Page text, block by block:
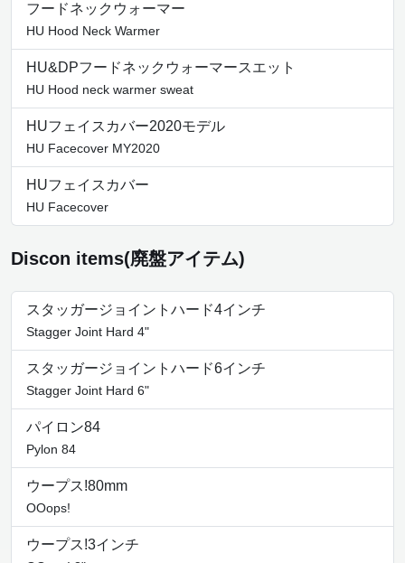
フードネックウォーマー
HU Hood Neck Warmer
HU&DPフードネックウォーマースエット
HU Hood neck warmer sweat
HUフェイスカバー2020モデル
HU Facecover MY2020
HUフェイスカバー
HU Facecover
Discon items(廃盤アイテム)
スタッガージョイントハード4インチ
Stagger Joint Hard 4"
スタッガージョイントハード6インチ
Stagger Joint Hard 6"
パイロン84
Pylon 84
ウープス!80mm
OOops!
ウープス!3インチ